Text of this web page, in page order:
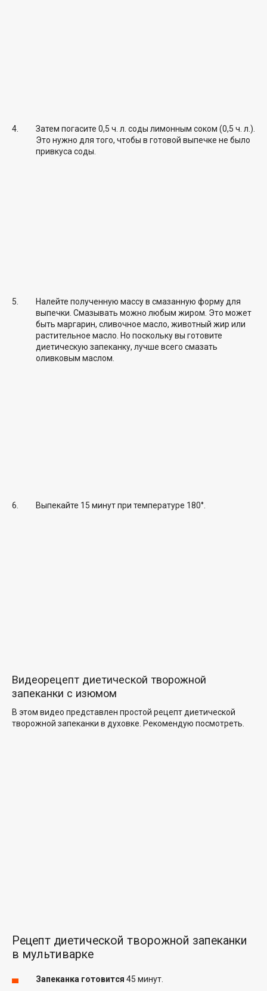
Затем погасите 0,5 ч. л. соды лимонным соком (0,5 ч. л.).
Это нужно для того, чтобы в готовой выпечке не было
привкуса соды.
Налейте полученную массу в смазанную форму для
выпечки. Смазывать можно любым жиром. Это может
быть маргарин, сливочное масло, животный жир или
растительное масло. Но поскольку вы готовите
диетическую запеканку, лучше всего смазать
оливковым маслом.
Выпекайте 15 минут при температуре 180°.
Видеорецепт диетической творожной
запеканки с изюмом
В этом видео представлен простой рецепт диетической
творожной запеканки в духовке. Рекомендую посмотреть.
Рецепт диетической творожной запеканки
в мультиварке
Запеканка готовится 45 минут.